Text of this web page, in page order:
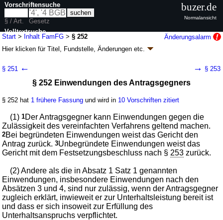
Start > Inhalt FamFG >§ 252
Änderungsalarm
Hier klicken fürTitel, Fundstelle, Änderungen etc.
Familiensachen und in den Angelegenheiten
der freiwilligen Gerichtsbarkeit (FamFG)
Artikel 1 G. v. 17.12.2008BGBl. I S. 2586, 2587, 2009 I S. 1102; zuletzt
G. v. 02.07.2026
Geltung ab 01.09.2009; FNA: 315-24Freiwillige Gerichtsbarkeit
110 weitere Fassungen | Drucksachen / Entwurf / Begründung
|
wird in 643 Vorschriften zitiert
Buch 2 Verfahren in Familiensachen
Abschnitt 9 Verfahren in Unterhaltssachen
Unterabschnitt 3 Vereinfachtes Verfahren über den
Unterhalt Minderjähriger
§ 251 ← → § 253
§ 252 Einwendungen des Antragsgegners
§ 252 hat 1 frühere Fassung und wird in 10 Vorschriften zitiert
(1)1Der Antragsgegner kann Einwendungen gegen die
Zulässigkeit des vereinfachten Verfahrens geltend machen.
2Bei begründeten Einwendungen weist das Gericht den
Antrag zurück.3Unbegründete Einwendungen weist das
Gericht mit dem Festsetzungsbeschluss nach § 253 zurück.
(2) Andere als die in Absatz 1 Satz 1 genannten
Einwendungen, insbesondere Einwendungen nach den
Absätzen 3 und 4, sind nur zulässig, wenn der Antragsgegner
zugleich erklärt, inwieweit er zur Unterhaltsleistung bereit ist
und dass er sich insoweit zur Erfüllung des
Unterhaltsanspruchs verpflichtet.
Vorschriftensuche
§ / Art.
Gesetz
Volltextsuche
nur in FamFG
buzer.de
Normalansicht